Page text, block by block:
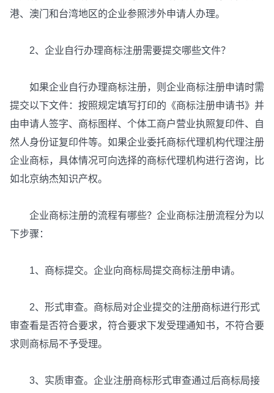
港、澳门和台湾地区的企业参照涉外申请人办理。
2、企业自行办理商标注册需要提交哪些文件？
如果企业自行办理商标注册，则企业商标注册申请时需
提交以下文件：按照规定填写打印的《商标注册申请书》并
由申请人签字、商标图样、个体工商户营业执照复印件、自
然人身份证复印件等。如果企业委托商标代理机构代理注册
企业商标，具体情况可向选择的商标代理机构进行咨询，比
如北京纳杰知识产权。
企业商标注册的流程有哪些？企业商标注册流程分为以
下步骤：
1、商标提交。企业向商标局提交商标注册申请。
2、形式审查。商标局对企业提交的注册商标进行形式
审查看是否符合要求，符合要求下发受理通知书，不符合要
求则商标局不予受理。
3、实质审查。企业注册商标形式审查通过后商标局接